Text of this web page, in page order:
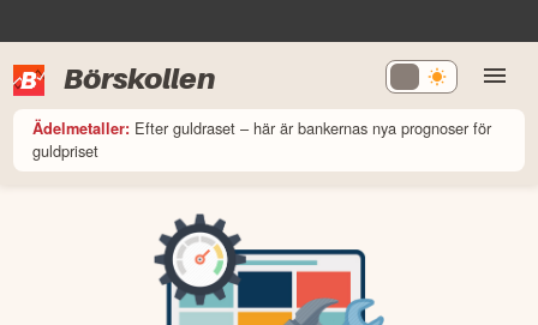
Börskollen
Ädelmetaller: Efter guldraset – här är bankernas nya prognoser för
guldpriset